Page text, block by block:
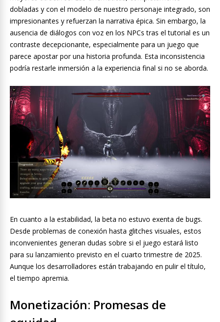
dobladas y con el modelo de nuestro personaje integrado, son
impresionantes y refuerzan la narrativa épica. Sin embargo, la
ausencia de diálogos con voz en los NPCs tras el tutorial es un
contraste decepcionante, especialmente para un juego que
parece apostar por una historia profunda. Esta inconsistencia
podría restarle inmersión a la experiencia final si no se aborda.
En cuanto a la estabilidad, la beta no estuvo exenta de bugs.
Desde problemas de conexión hasta glitches visuales, estos
inconvenientes generan dudas sobre si el juego estará listo
para su lanzamiento previsto en el cuarto trimestre de 2025.
Aunque los desarrolladores están trabajando en pulir el título,
el tiempo apremia.
Monetización: Promesas de